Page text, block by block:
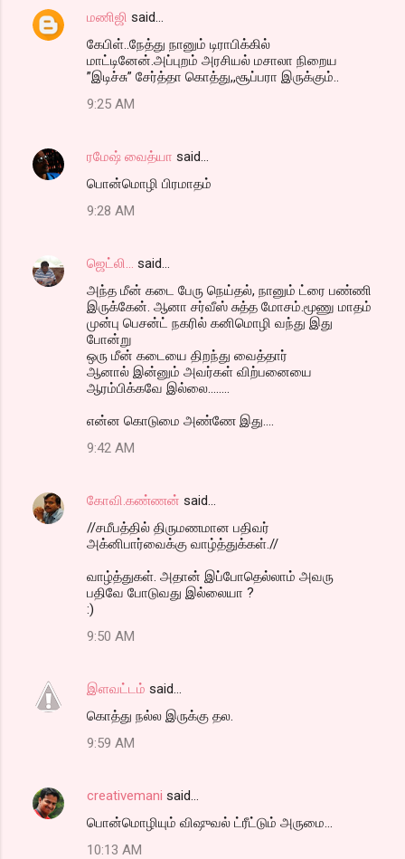
மணிஜி said…
கேபிள்..நேத்து நானும் டிராபிக்கில்
மாட்டினேன்.அப்புறம் அரசியல் மசாலா நிறைய
”இடிச்சு” சேர்த்தா கொத்து,,சூப்பரா இருக்கும்..
9:25 AM
ரமேஷ் வைத்யா said…
பொன்மொழி பிரமாதம்
9:28 AM
ஜெட்லி...
said…
அந்த மீன் கடை பேரு நெய்தல், நானும் ட்ரை பண்ணி
இருக்கேன். ஆனா சர்வீஸ் சுத்த மோசம்.மூணு மாதம்
முன்பு பெசன்ட் நகரில் கனிமொழி வந்து இது
போன்று
ஒரு மீன் கடையை திறந்து வைத்தார்
ஆனால் இன்னும் அவர்கள் விற்பனையை
ஆரம்பிக்கவே இல்லை........
என்ன கொடுமை அண்ணே இது....
9:42 AM
கோவி.கண்ணன் said…
//சமீபத்தில் திருமணமான பதிவர்
அக்னிபார்வைக்கு வாழ்த்துக்கள்.//
வாழ்த்துகள். அதான் இப்போதெல்லாம் அவரு
பதிவே போடுவது இல்லையா ?
:)
9:50 AM
இளவட்டம் said…
கொத்து நல்ல இருக்கு தல.
9:59 AM
creativemani said…
பொன்மொழியும் விஷுவல் ட்ரீட்டும் அருமை...
10:13 AM